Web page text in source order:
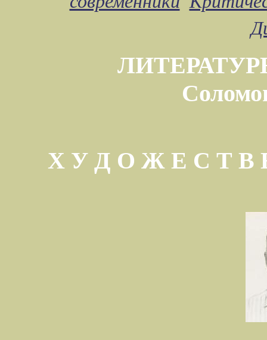
Х У Д О Ж Е С Т